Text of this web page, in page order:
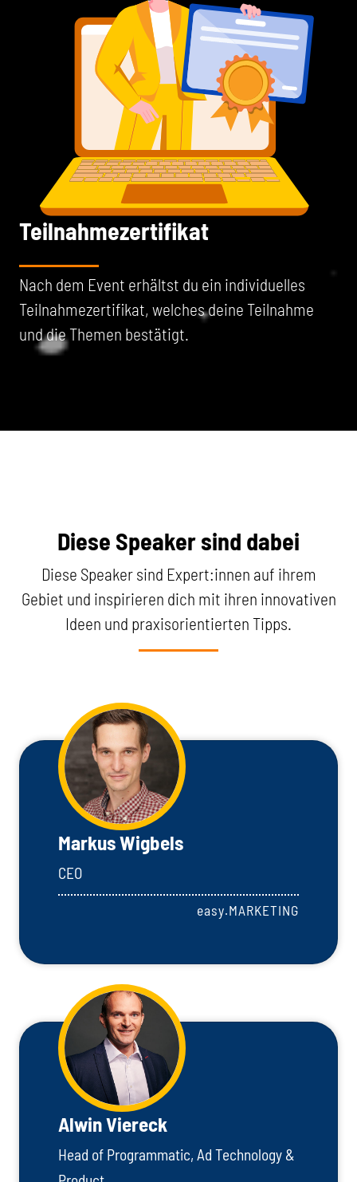
Teilnahmezertifikat
Nach dem Event erhältst du ein individuelles
Teilnahmezertifikat, welches deine Teilnahme
und die Themen bestätigt.
Diese Speaker sind dabei
Diese Speaker sind Expert:innen auf ihrem
Gebiet und inspirieren dich mit ihren innovativen
Ideen und praxisorientierten Tipps.
Markus Wigbels
CEO
easy.MARKETING
Alwin Viereck
Head of Programmatic, Ad Technology &